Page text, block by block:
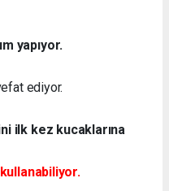
yapıyor.
ediyor.
ilk kez kucaklarına